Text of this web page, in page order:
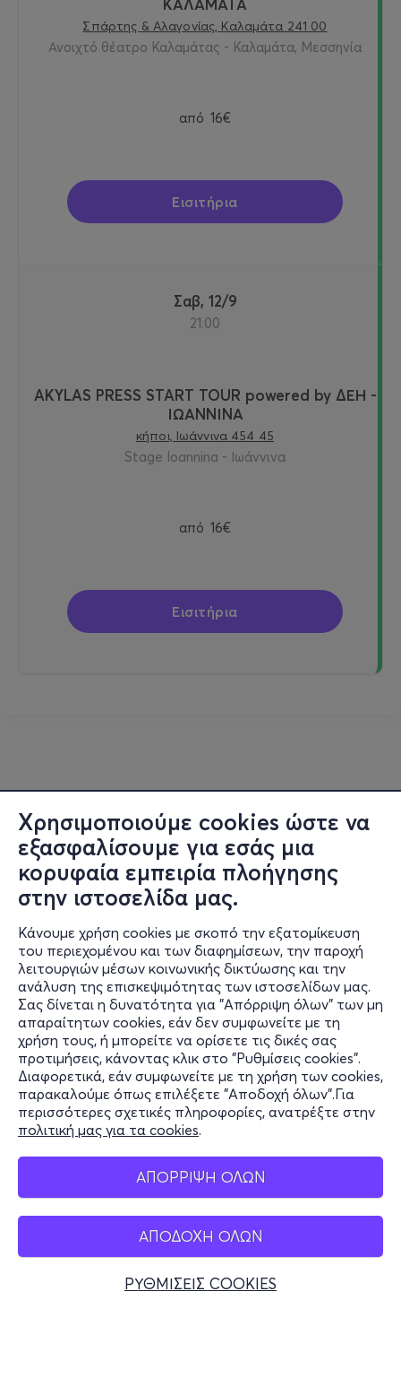
Χρησιμοποιούμε cookies ώστε να
εξασφαλίσουμε για εσάς μια
κορυφαία εμπειρία πλοήγησης
στην ιστοσελίδα μας.
Κάνουμε χρήση cookies με σκοπό την εξατομίκευση
του περιεχομένου και των διαφημίσεων, την παροχή
λειτουργιών μέσων κοινωνικής δικτύωσης και την
ανάλυση της επισκεψιμότητας των ιστοσελίδων μας.
Σας δίνεται η δυνατότητα για "Απόρριψη όλων" των μη
απαραίτητων cookies, εάν δεν συμφωνείτε με τη
χρήση τους, ή μπορείτε να ορίσετε τις δικές σας
προτιμήσεις, κάνοντας κλικ στο "Ρυθμίσεις cookies".
Διαφορετικά, εάν συμφωνείτε με τη χρήση των cookies,
παρακαλούμε όπως επιλέξετε "Αποδοχή όλων".Για
περισσότερες σχετικές πληροφορίες, ανατρέξτε στην
πολιτική μας για τα cookies.
ΑΠΟΡΡΙΨΗ ΟΛΩΝ
ΑΠΟΔΟΧΗ ΟΛΩΝ
ΡΥΘΜΙΣΕΙΣ COOKIES
ΚΑΛΑΜΑΤΑ
Σπάρτης & Αλαγονίας, Καλαμάτα 241 00
Ανοιχτό θέατρο Καλαμάτας - Καλαμάτα, Μεσσηνία
από 16€
Εισιτήρια
Σαβ, 12/9
21:00
AKYLAS PRESS START TOUR powered by ΔΕΗ -
ΙΩΑΝΝΙΝΑ
κήποι, Ιωάννινα 454 45
Stage Ioannina - Ιωάννινα
από 16€
Εισιτήρια
Πληροφορίες
Υποστήριξη
Stay Connected
Mobile app